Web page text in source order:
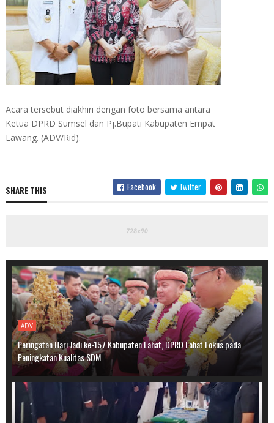
Acara tersebut diakhiri dengan foto bersama antara
Ketua DPRD Sumsel dan Pj.Bupati Kabupaten Empat
Lawang. (ADV/Rid).
SHARE THIS Facebook Twitter
ADV
Peringatan Hari Jadi ke-157 Kabupaten Lahat, DPRD Lahat Fokus pada
Peningkatan Kualitas SDM